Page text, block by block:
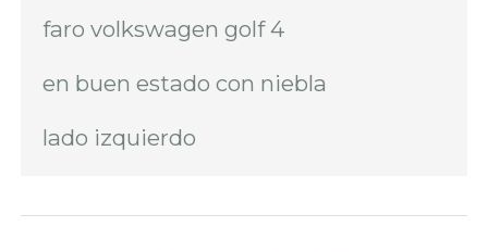
faro volkswagen golf 4
en buen estado con niebla
lado izquierdo